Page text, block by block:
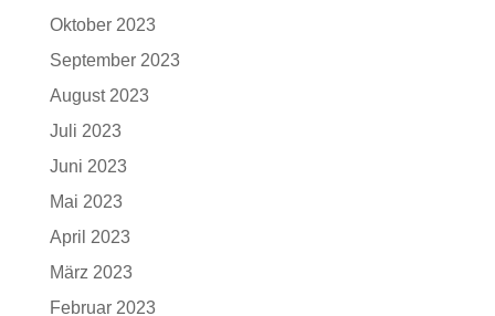
Oktober 2023
September 2023
August 2023
Juli 2023
Juni 2023
Mai 2023
April 2023
März 2023
Februar 2023